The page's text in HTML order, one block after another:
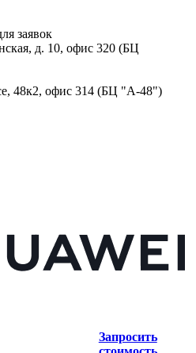
заявок
д. 10, офис 320 (БЦ
48к2, офис 314 (БЦ "А-48")
Запросить